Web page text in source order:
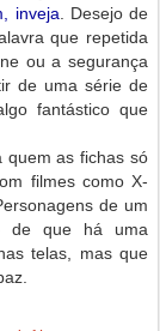
inveja . Desejo de
que repetida
ou a segurança
de uma série de
fantástico que
quem as fichas só
filmes como X-
de um
de que há uma
telas, mas que